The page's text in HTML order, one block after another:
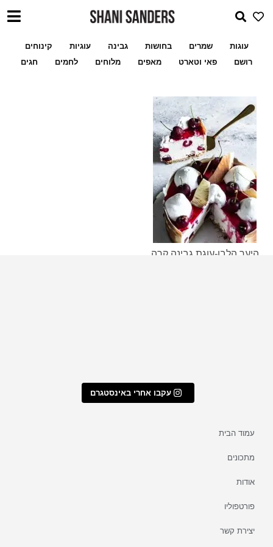
עוגות שמרים בחושות גבינה עוגיות
קינוחים
רושם
פאי וטארט מאפים מלוחים לחמים חגים
היער הלבן-עוגת גבינה קרה
עקבו אחרי באינסטגרם
עמוד הבית
מתכונים
אודות
פורטפוליו
יצירת קשר